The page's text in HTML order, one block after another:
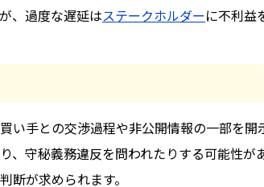
、過度な遅延はステークホルダーに不利益
手との交渉過程や非公開情報の一部を開
守秘義務違反を問われたりする可能性が
断が求められます。